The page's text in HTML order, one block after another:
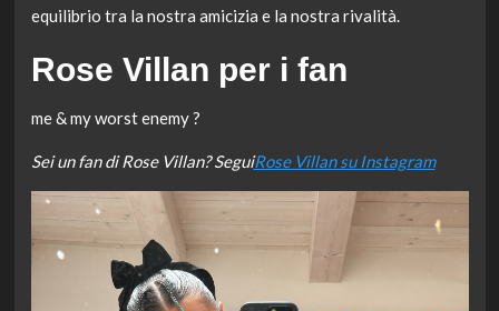
equilibrio tra la nostra amicizia e la nostra rivalità.
Rose Villan per i fan
me & my worst enemy ?️
Sei un fan di Rose Villan? SeguiRose Villan su Instagram